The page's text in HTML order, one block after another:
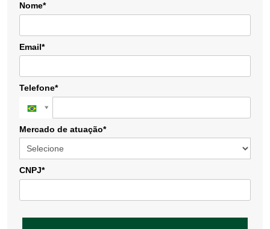
Nome*
Email*
Telefone*
Mercado de atuação*
CNPJ*